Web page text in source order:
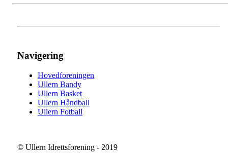
Navigering
Hovedforeningen
Ullern Bandy
Ullern Basket
Ullern Håndball
Ullern Fotball
© Ullern Idrettsforening - 2019